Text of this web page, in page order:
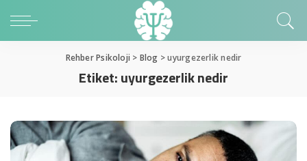
Rehber Psikoloji > Blog >uyurgezerlik nedir
Etiket:uyurgezerlik nedir